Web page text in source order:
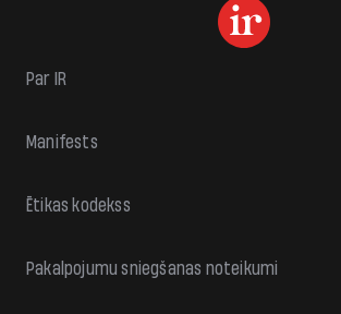
Par IR
Manifests
Ētikas kodekss
Pakalpojumu sniegšanas noteikumi